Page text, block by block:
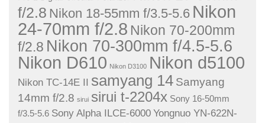
f/2.8 Nikon 18-55mm f/3.5-5.6 Nikon
24-70mm f/2.8 Nikon 70-200mm
f/2.8 Nikon 70-300mm f/4.5-5.6
Nikon D610 Nikon D3100 Nikon d5100
Nikon TC-14E II samyang 14 Samyang
14mm f/2.8 sirui sirui t-2204x Sony 16-50mm
f/3.5-5.6 Sony Alpha ILCE-6000 Yongnuo YN-622N-